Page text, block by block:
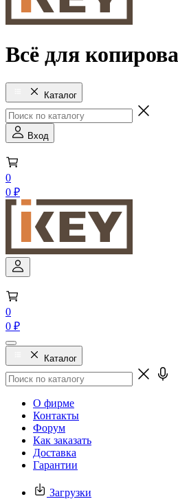
Всё для
Каталог
Вход
0
0 ₽
0
0 ₽
Каталог
О фирме
Контакты
Форум
Как заказать
Доставка
Гарантии
Загрузки